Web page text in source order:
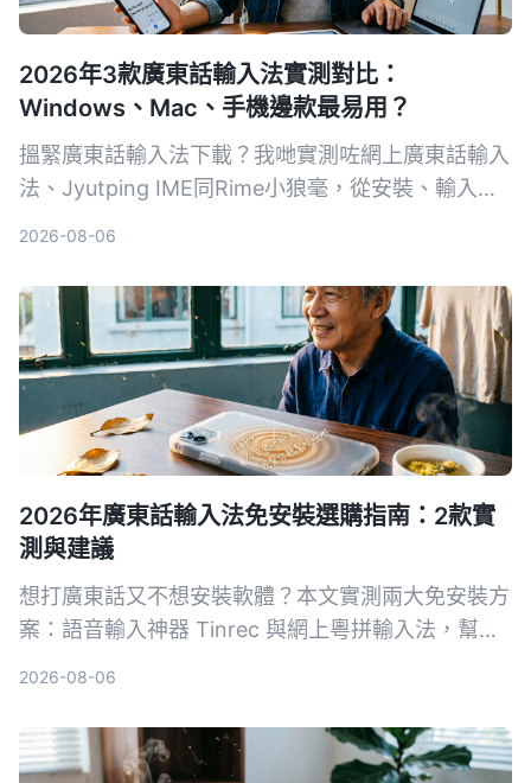
2026年3款廣東話輸入法實測對比：
Windows、Mac、手機邊款最易用？
搵緊廣東話輸入法下載？我哋實測咗網上廣東話輸入
法、Jyutping IME同Rime小狼毫，從安裝、輸入體
2026-08-06
2026年廣東話輸入法免安裝選購指南：2款實
測與建議
想打廣東話又不想安裝軟體？本文實測兩大免安裝方
案：語音輸入神器 Tinrec 與網上粵拼輸入法，幫你
2026-08-06